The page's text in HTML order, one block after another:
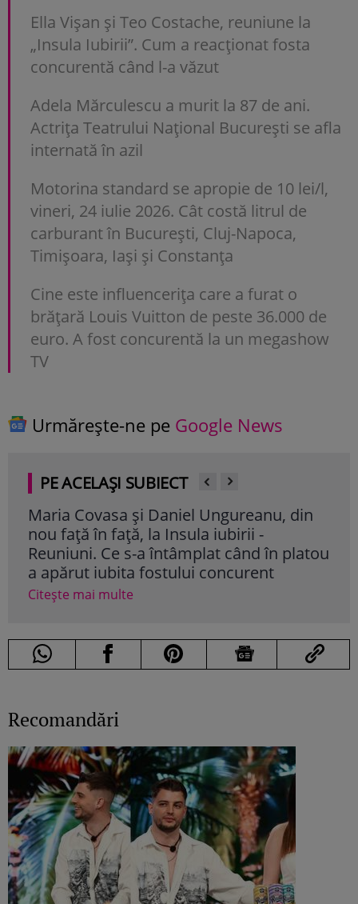
Ella Vișan și Teo Costache, reuniune la
„Insula Iubirii”. Cum a reacționat fosta
concurentă când l-a văzut
Adela Mărculescu a murit la 87 de ani.
Actrița Teatrului Național București se afla
internată în azil
Motorina standard se apropie de 10 lei/l,
vineri, 24 iulie 2026. Cât costă litrul de
carburant în București, Cluj-Napoca,
Timișoara, Iași și Constanța
Cine este influencerița care a furat o
brățară Louis Vuitton de peste 36.000 de
euro. A fost concurentă la un megashow
TV
Urmărește-ne pe Google News
PE ACELAȘI SUBIECT
Maria Covasa și Daniel Ungureanu, din
nou față în față, la Insula iubirii -
Reuniuni. Ce s-a întâmplat când în platou
a apărut iubita fostului concurent
Citește mai multe
Recomandări